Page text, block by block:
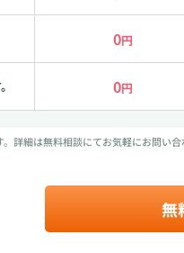
0円
0円
詳細は無料相談にてお気軽にお問い合
無